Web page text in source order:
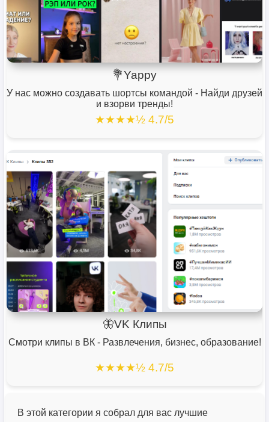
💐Yappy
У нас можно создавать шортсы командой - Найди друзей
и взорви тренды!
★★★★½ 4.7/5
🦋VK Клипы
Смотри клипы в ВК - Развлечения, бизнес, образование!
★★★★½ 4.7/5
В этой категории я собрал для вас лучшие